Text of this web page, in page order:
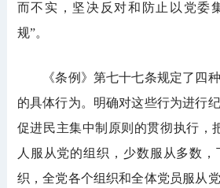
而不实，坚决反对和防止以党委
规”。
《条例》第七十七条规定了四种
的具体行为。明确对这些行为进行
促进民主集中制原则的贯彻执行，
人服从党的组织，少数服从多数，
织，全党各个组织和全体党员服从